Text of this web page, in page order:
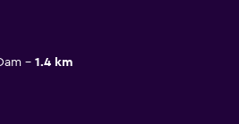
1.4 km